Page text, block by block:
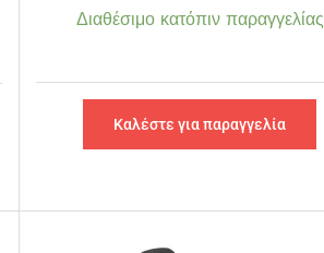
Διαθέσιμο κατόπιν παραγγελίας
Καλέστε για παραγγελία